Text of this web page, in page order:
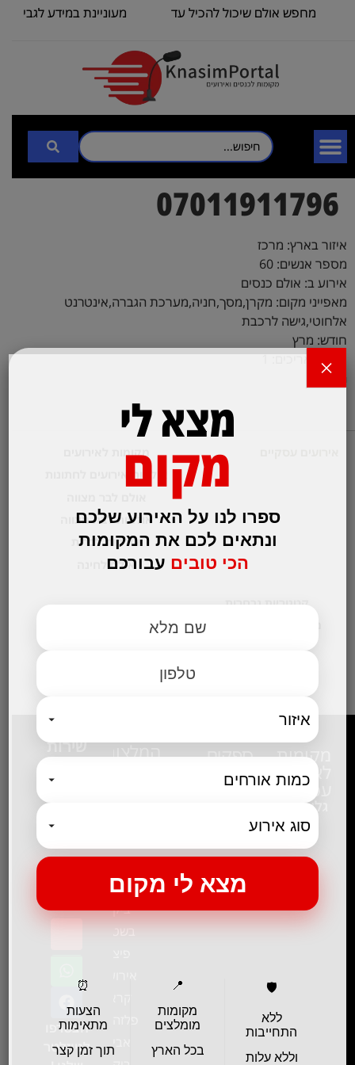
מחפש אולם שיכול להכיל עד
מעוניינת במידע לגבי
07011911796
איזור בארץ: מרכז
מספר אנשים: 60
אירוע ב: אולם כנסים
מאפייני מקום: מקרן,מסך,חניה,מערכת הגברה,אינטרנט
אלחוטי,גישה לרכבת
חודש: מרץ
טווח תאריכים: 1
הודעה:
מקומות לאירועים
אולמות לבת מצווה
אולמות לברית
אולם לחינה
קטגוריות נבחרות
מקומות
לאירוע
עסקי
גלו עוד
ספקים
לכנסים
גלו עוד
המלצות
מנור
ביקור
בשטח-
פלזה תל
שירות
ומידע
שעות
פעילות:
א-ה: 09:00-
ימי ו:
הצטרפו
לניוזלטר
מצא לי
מקום
ספרו לנו על האירוע שלכם
ונתאים לכם את המקומות
הכי טובים עבורכם
🛡️
ללא
התחייבות
וללא עלות
📍
מקומות
מומלצים
בכל הארץ
⏰
הצעות
מתאימות
תוך זמן קצר
×